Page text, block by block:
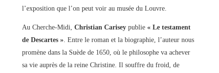
l’exposition que l’on peut voir au musée du Louvre.
Au Cherche-Midi, Christian Cariseypublie « Le testament
de Descartes ». Entre le roman et la biographie, l’auteur nous
promène dans la Suède de 1650, où le philosophe va achever
sa vie auprès de la reine Christine. Il souffre du froid, de